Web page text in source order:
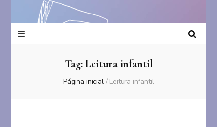
Tag:Leitura infantil
Página inicial / Leitura infantil